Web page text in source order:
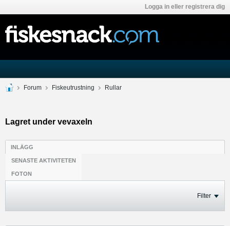
Logga in eller registrera dig
Forum Fiskeutrustning Rullar
Lagret under vevaxeln
INLÄGG
SENASTE AKTIVITETEN
FOTON
Filter